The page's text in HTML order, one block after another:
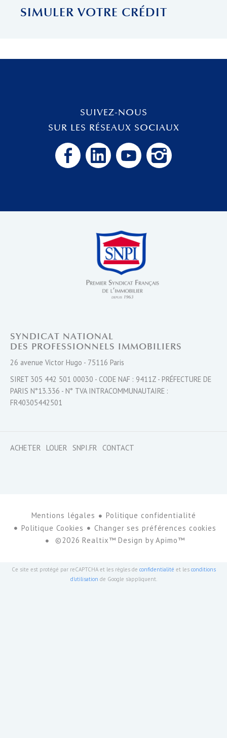
SIMULER VOTRE CRÉDIT
SYNDICAT NATIONAL
DES PROFESSIONNELS IMMOBILIERS
26 avenue Victor Hugo - 75116 Paris
SIRET 305 442 501 00030 - CODE NAF : 9411Z - PRÉFECTURE DE
PARIS N°13.336 - N° TVA INTRACOMMUNAUTAIRE :
FR40305442501
ACHETER LOUER SNPI.FR CONTACT
SUIVEZ-NOUS
SUR LES RÉSEAUX SOCIAUX
Mentions légales
Politique confidentialité
Politique Cookies
Changer ses préférences cookies
©2026 Realtix™ Design byApimo™
Ce site est protégé par reCAPTCHA et les règles de confidentialité et les conditions
d'utilisation de Google s'appliquent.